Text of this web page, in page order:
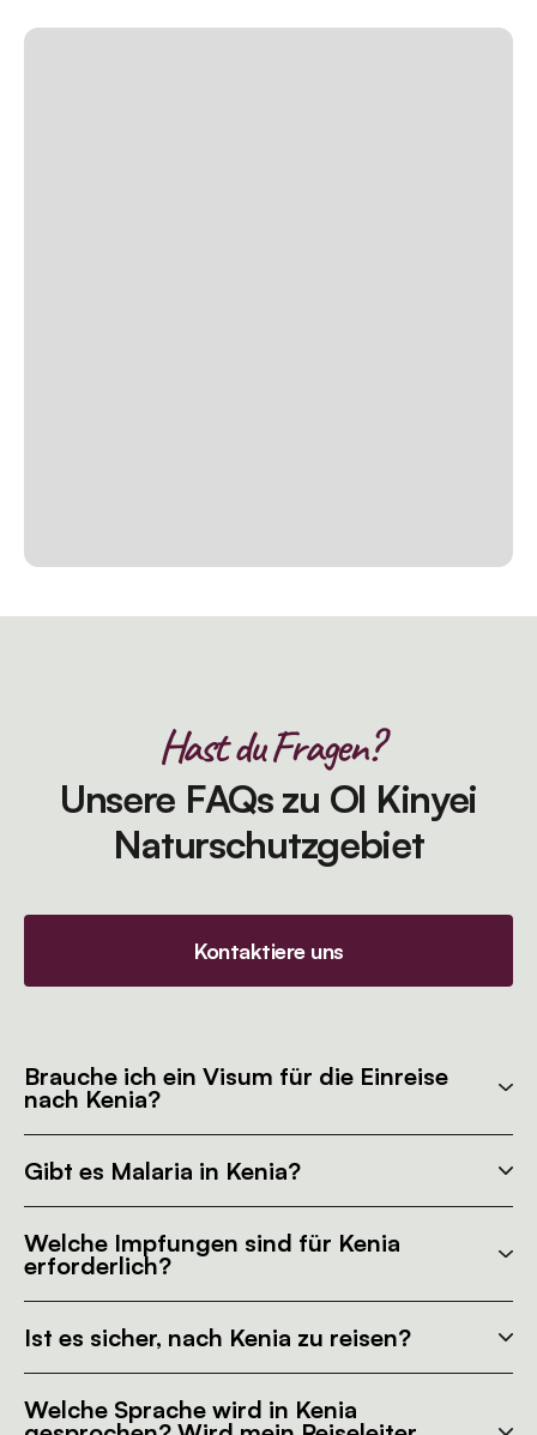
Hast du Fragen?
Unsere FAQs zu Ol Kinyei
Naturschutzgebiet
Kontaktiere uns
Brauche ich ein Visum für die Einreise
nach Kenia?
Gibt es Malaria in Kenia?
Welche Impfungen sind für Kenia
erforderlich?
Ist es sicher, nach Kenia zu reisen?
Welche Sprache wird in Kenia